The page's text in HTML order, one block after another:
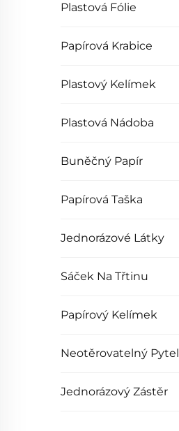
Plastová Fólie
Papírová Krabice
Plastový Kelímek
Plastová Nádoba
Buněčný Papír
Papírová Taška
Jednorázové Látky
Sáček Na Třtinu
Papírový Kelímek
Neotěrovatelný Pytel
Jednorázový Zástěr